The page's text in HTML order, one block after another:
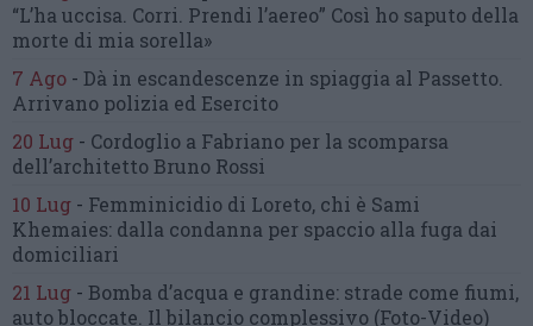
“L’ha uccisa. Corri. Prendi l’aereo” Così ho saputo della
morte di mia sorella»
7 Ago - Dà in escandescenze in spiaggia al Passetto.
Arrivano polizia ed Esercito
20 Lug - Cordoglio a Fabriano per la scomparsa
dell’architetto Bruno Rossi
10 Lug - Femminicidio di Loreto, chi è Sami
Khemaies: dalla condanna per spaccio alla fuga dai
domiciliari
21 Lug - Bomba d’acqua e grandine: strade come fiumi,
auto bloccate. Il bilancio complessivo (Foto-Video)